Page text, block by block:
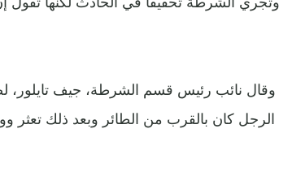
وقال نائب رئيس قسم الشرطة، جيف
الرجل كان بالقرب من الطائر وبعد ذلك